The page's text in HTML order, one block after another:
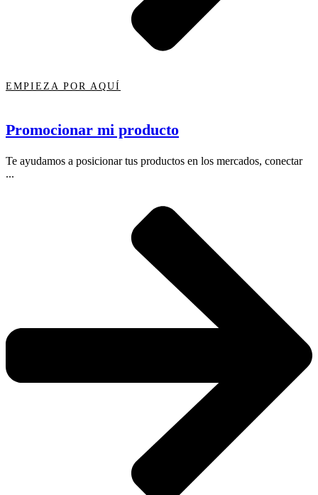
EMPIEZA POR AQUÍ
Promocionar mi producto
Te ayudamos a posicionar tus productos en los mercados, conectar
...